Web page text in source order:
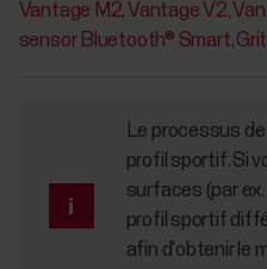
Vantage M2 Vantage V2
sensor Bluetooth® Smart
Le processus
profil sportif. Si
surfaces (par
profil sportif
afin d'obtenir le